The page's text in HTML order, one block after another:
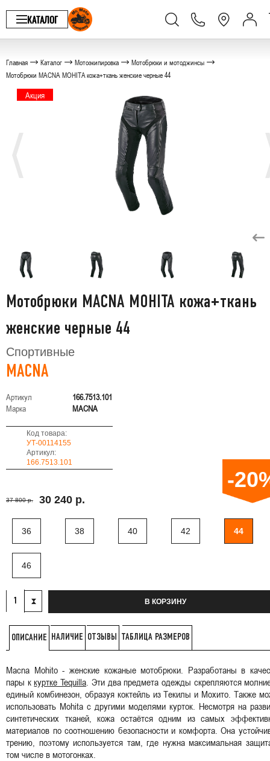
КАТАЛОГ
Главная Каталог Мотоэкипировка
Мотобрюки и мотоджинсы
Мотобрюки MACNA MOHITA кожа+ткань женские черные 44
Акция
Мотобрюки MACNA MOHITA кожа+ткань
женские черные 44
Спортивные
MACNA
Артикул
166.7513.101
Марка
MACNA
Код товара:
УТ-00114155
Артикул:
166.7513.101
37 800 р. 30 240 р.
-
36 38 40 42 44
46
В КОРЗИНУ
ОПИСАНИЕ НАЛИЧИЕ ОТЗЫВЫ ТАБЛИЦА РАЗМЕРОВ
Macna Mohito - женские кожаные мотобрюки. Разработаны в
пары ккуртке Tequilla. Эти два предмета одежды скрепляются
единый комбинезон, образуя коктейль из Текилы и Мохито. Также
использовать Mohita с другими моделями курток. Несмотря на
синтетических тканей, кожа остаётся одним из самых
материалов по соотношению безопасности и комфорта. Она
трению, поэтому используется там, где нужна максимальная
том числе в мотогонках.